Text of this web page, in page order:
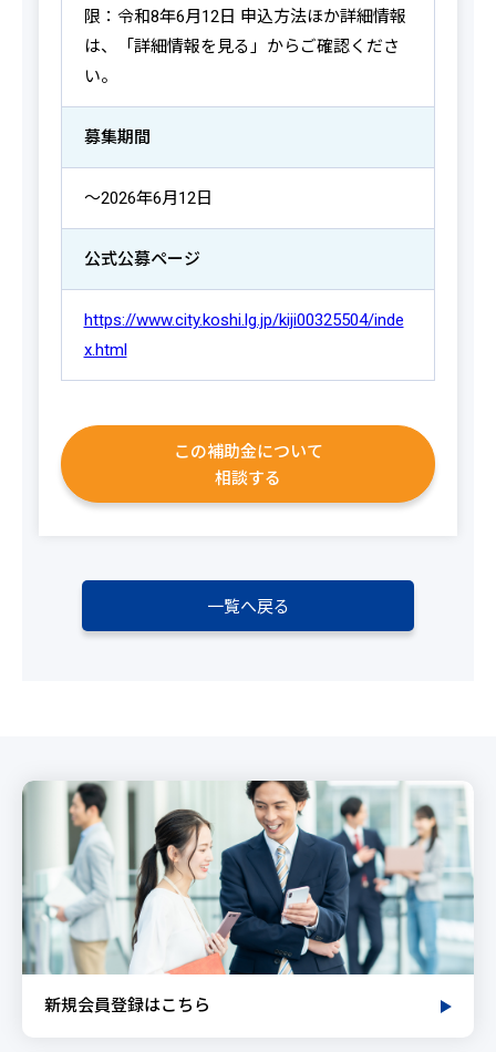
限：令和8年6月12日 申込方法ほか詳細情報
は、「詳細情報を見る」からご確認くださ
い。
募集期間
～2026年6月12日
公式公募ページ
https://www.city.koshi.lg.jp/kiji00325504/inde
x.html
この補助金について
相談する
一覧へ戻る
新規会員登録はこちら